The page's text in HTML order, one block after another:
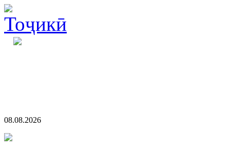
08.08.2026